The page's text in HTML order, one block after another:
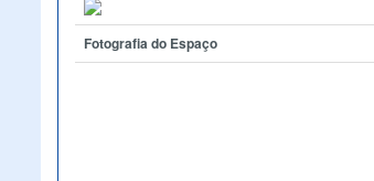
Fotografia do Espaço